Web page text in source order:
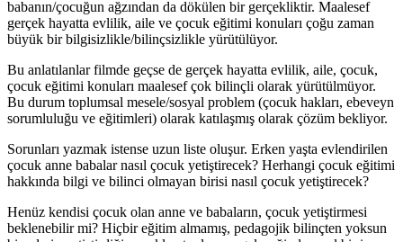
babanın/çocuğun ağzından da dökülen bir gerçekliktir. Maalesef
gerçek hayatta evlilik, aile ve çocuk eğitimi konuları çoğu zaman
büyük bir bilgisizlikle/bilinçsizlikle yürütülüyor.
Bu anlatılanlar filmde geçse de gerçek hayatta evlilik, aile, çocuk,
çocuk eğitimi konuları maalesef çok bilinçli olarak yürütülmüyor.
Bu durum toplumsal mesele/sosyal problem (çocuk hakları, ebeveyn
sorumluluğu ve eğitimleri) olarak katılaşmış olarak çözüm bekliyor.
Sorunları yazmak istense uzun liste oluşur. Erken yaşta evlendirilen
çocuk anne babalar nasıl çocuk yetiştirecek? Herhangi çocuk eğitimi
hakkında bilgi ve bilinci olmayan birisi nasıl çocuk yetiştirecek?
Henüz kendisi çocuk olan anne ve babaların, çocuk yetiştirmesi
beklenebilir mi? Hiçbir eğitim almamış, pedagojik bilinçten yoksun